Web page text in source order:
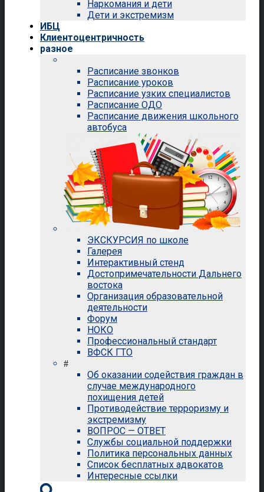
Наркомания и дети
Дети и экстремизм
ИБЦ
Клиентоцентричность
разное
Расписание звонков
Расписание уроков
Расписание узких специалистов
Расписание ОДО
Расписание движения школьного
автобуса
ЭКСКУРСИЯ по школе
Галерея
Интерактивный стенд
Достопримечательности Дальнего
востока
Организация образовательной
деятельности
Форум
НОКО
Профессиональный стандарт
ВФСК ГТО
#
Об оказании содействия граждан в
случае международного
похищения детей
Противодействие терроризму и
экстремизму
ВОПРОС — ОТВЕТ
Службы социальной поддержки
Политика персональных данных
Список бесплатных адвокатов
Интересные ссылки